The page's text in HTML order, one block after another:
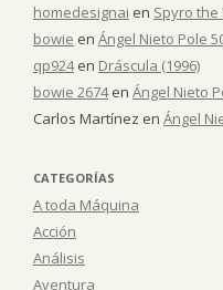
homedesignai en Spyro the
bowie en Ángel Nieto Pole
qp924en Dráscula (1996)
bowie 2674en Ángel Nieto
Carlos Martínez en Ángel
CATEGORÍAS
A toda Máquina
Acción
Análisis
Aventura